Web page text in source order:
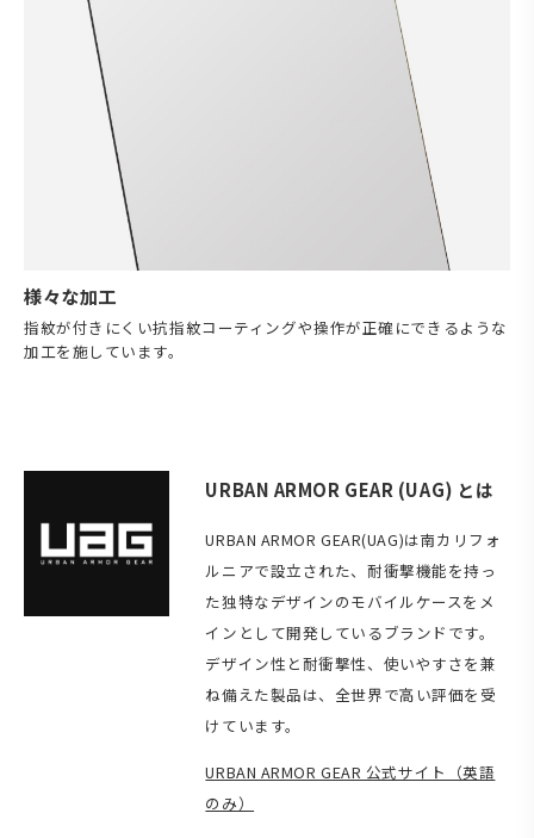
様々な加工
指紋が付きにくい抗指紋コーティングや操作が正確にできるような
加工を施しています。
URBAN ARMOR GEAR (UAG) とは
URBAN ARMOR GEAR(UAG)は南カリフォ
ルニアで設立された、耐衝撃機能を持っ
た独特なデザインのモバイルケースをメ
インとして開発しているブランドです。
デザイン性と耐衝撃性、使いやすさを兼
ね備えた製品は、全世界で高い評価を受
けています。
URBAN ARMOR GEAR 公式サイト（英語
のみ）